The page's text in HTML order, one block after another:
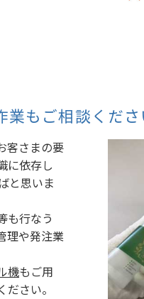
業もご相談くだ
客さまの要
に依存し
と思いま
も行なう
理や発注業
機もご用
さい。